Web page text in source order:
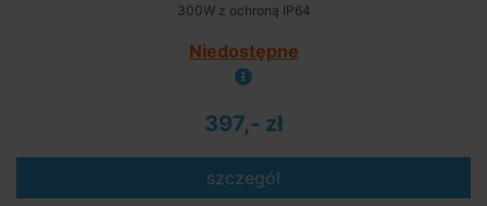
300W z ochroną IP64
Niedostępne
397,- zł
szczegół